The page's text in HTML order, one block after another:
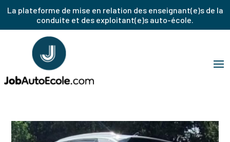
La plateforme de mise en relation des enseignant(e)s de la
conduite et des exploitant(e)s auto-école.